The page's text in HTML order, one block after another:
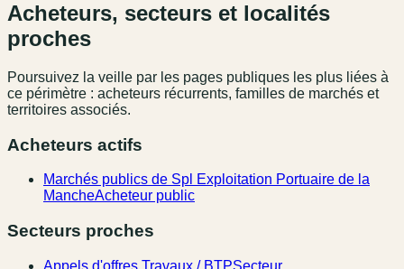
Acheteurs, secteurs et localités
proches
Poursuivez la veille par les pages publiques les plus liées à
ce périmètre : acheteurs récurrents, familles de marchés et
territoires associés.
Acheteurs actifs
Marchés publics de Spl Exploitation Portuaire de la
MancheAcheteur public
Secteurs proches
Appels d'offres Travaux / BTPSecteur